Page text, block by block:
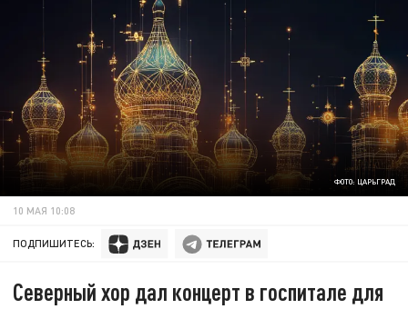
ФОТО: ЦАРЬГРАД
10 МАЯ 10:08
ПОДПИШИТЕСЬ:
Северный хор дал концерт в госпитале для